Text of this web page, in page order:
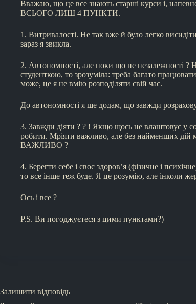
Вважаю, що це все знають старші курси і,
ВСЬОГО ЛИШ 4 ПУНКТИ.
1. Витривалості. Не так вже й було легко
зараз я звикла.
2. Автономності, але поки що не незалежності ?
студенткою, то зрозуміла: треба багато
може, це я не вмію розподіляти свій час.
До автономності я ще додам, що завжди
3. Завжди діяти ? ? ! Якщо щось не влаштовує у
робити. Мріяти важливо, але без найменших
ВАЖЛИВО ?
4. Берегти себе і своє здоров’я (фізичне і
то все інше теж буде. Я це розумію, але інколи
Ось і все ?
P.S. Ви погоджуєтеся з цими пунктами?)
Залишити відповідь